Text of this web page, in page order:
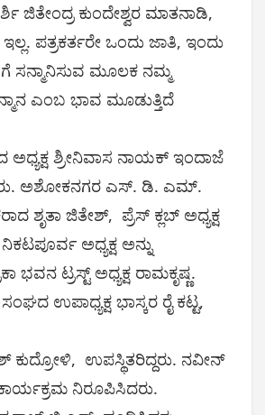
ಜಿತೇಂದ್ರ ಕುಂದೇಶ್ವರ ಮಾತನಾಡಿ,
ಪತ್ರಕರ್ತರೇ ಒಂದು ಜಾತಿ, ಇಂದು
ಸನ್ಮಾನಿಸುವ ಮೂಲಕ ನಮ್ಮ
ಎಂಬ ಭಾವ ಮೂಡುತ್ತಿದೆ
ಅಧ್ಯಕ್ಷ ಶ್ರೀನಿವಾಸ ನಾಯಕ್‌ ಇಂದಾಜೆ
ಅಶೋಕನಗರ ಎಸ್. ಡಿ. ಎಮ್.
ಶೃತಾ ಜಿತೇಶ್, ಪ್ರೆಸ್ ಕ್ಲಬ್ ಅಧ್ಯಕ್ಷ
ಅಧ್ಯಕ್ಷ ಅನ್ನು
ಭವನ ಟ್ರಸ್ಟ್ ಅಧ್ಯಕ್ಷ ರಾಮಕೃಷ್ಣ.
ಉಪಾಧ್ಯಕ್ಷ ಭಾಸ್ಕರ ರೈ ಕಟ್ಟ,
ಕುದ್ರೋಳಿ, ಉಪಸ್ಥಿತರಿದ್ದರು. ನವೀನ್‌
ನಿರೂಪಿಸಿದರು.